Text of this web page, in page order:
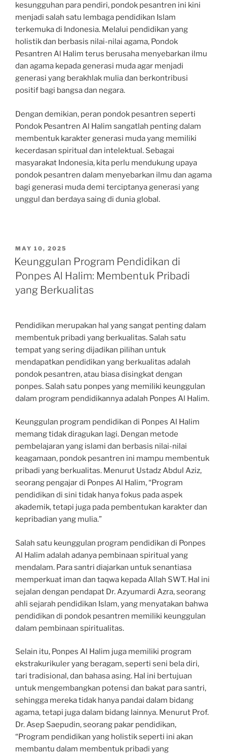
kesungguhan para pendiri, pondok pesantren ini kini
menjadi salah satu lembaga pendidikan Islam
terkemuka di Indonesia. Melalui pendidikan yang
holistik dan berbasis nilai-nilai agama, Pondok
Pesantren Al Halim terus berusaha menyebarkan ilmu
dan agama kepada generasi muda agar menjadi
generasi yang berakhlak mulia dan berkontribusi
positif bagi bangsa dan negara.
Dengan demikian, peran pondok pesantren seperti
Pondok Pesantren Al Halim sangatlah penting dalam
membentuk karakter generasi muda yang memiliki
kecerdasan spiritual dan intelektual. Sebagai
masyarakat Indonesia, kita perlu mendukung upaya
pondok pesantren dalam menyebarkan ilmu dan agama
bagi generasi muda demi terciptanya generasi yang
unggul dan berdaya saing di dunia global.
POSTED
ON
MAY 10, 2025
Keunggulan Program Pendidikan di
Ponpes Al Halim: Membentuk Pribadi
yang Berkualitas
Pendidikan merupakan hal yang sangat penting dalam
membentuk pribadi yang berkualitas. Salah satu
tempat yang sering dijadikan pilihan untuk
mendapatkan pendidikan yang berkualitas adalah
pondok pesantren, atau biasa disingkat dengan
ponpes. Salah satu ponpes yang memiliki keunggulan
dalam program pendidikannya adalah Ponpes Al Halim.
Keunggulan program pendidikan di Ponpes Al Halim
memang tidak diragukan lagi. Dengan metode
pembelajaran yang islami dan berbasis nilai-nilai
keagamaan, pondok pesantren ini mampu membentuk
pribadi yang berkualitas. Menurut Ustadz Abdul Aziz,
seorang pengajar di Ponpes Al Halim, “Program
pendidikan di sini tidak hanya fokus pada aspek
akademik, tetapi juga pada pembentukan karakter dan
kepribadian yang mulia.”
Salah satu keunggulan program pendidikan di Ponpes
Al Halim adalah adanya pembinaan spiritual yang
mendalam. Para santri diajarkan untuk senantiasa
memperkuat iman dan taqwa kepada Allah SWT. Hal ini
sejalan dengan pendapat Dr. Azyumardi Azra, seorang
ahli sejarah pendidikan Islam, yang menyatakan bahwa
pendidikan di pondok pesantren memiliki keunggulan
dalam pembinaan spiritualitas.
Selain itu, Ponpes Al Halim juga memiliki program
ekstrakurikuler yang beragam, seperti seni bela diri,
tari tradisional, dan bahasa asing. Hal ini bertujuan
untuk mengembangkan potensi dan bakat para santri,
sehingga mereka tidak hanya pandai dalam bidang
agama, tetapi juga dalam bidang lainnya. Menurut Prof.
Dr. Asep Saepudin, seorang pakar pendidikan,
“Program pendidikan yang holistik seperti ini akan
membantu dalam membentuk pribadi yang